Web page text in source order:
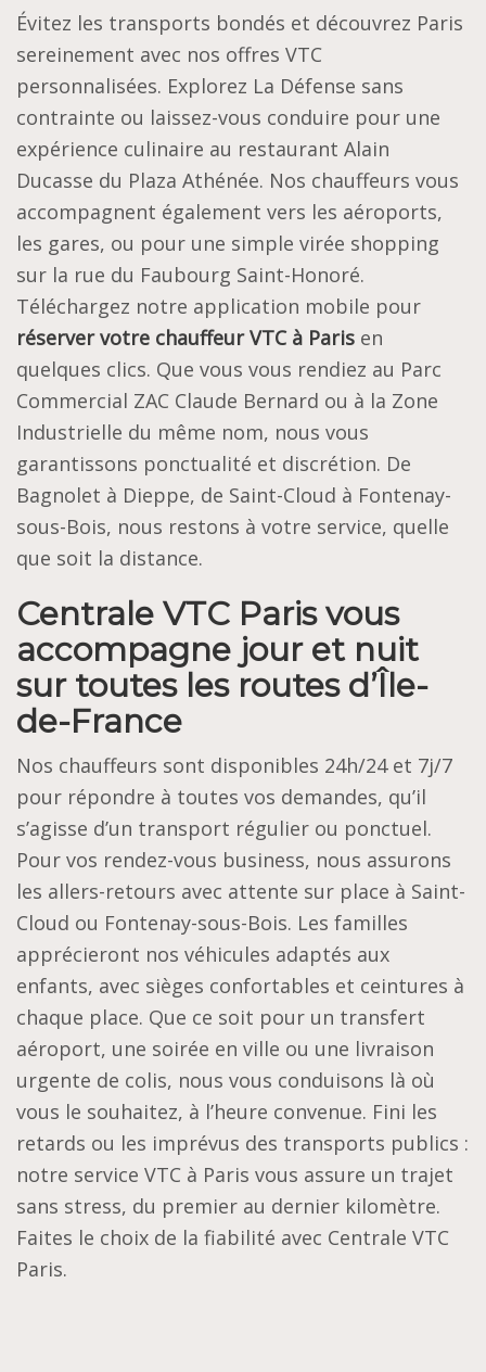
Évitez les transports bondés et découvrez Paris
sereinement avec nos offres VTC
personnalisées. Explorez La Défense sans
contrainte ou laissez-vous conduire pour une
expérience culinaire au restaurant Alain
Ducasse du Plaza Athénée. Nos chauffeurs vous
accompagnent également vers les aéroports,
les gares, ou pour une simple virée shopping
sur la rue du Faubourg Saint-Honoré.
Téléchargez notre application mobile pour
réserver votre chauffeur VTC à Paris en
quelques clics. Que vous vous rendiez au Parc
Commercial ZAC Claude Bernard ou à la Zone
Industrielle du même nom, nous vous
garantissons ponctualité et discrétion. De
Bagnolet à Dieppe, de Saint-Cloud à Fontenay-
sous-Bois, nous restons à votre service, quelle
que soit la distance.
Centrale VTC Paris vous
accompagne jour et nuit
sur toutes les routes d’Île-
de-France
Nos chauffeurs sont disponibles 24h/24 et 7j/7
pour répondre à toutes vos demandes, qu’il
s’agisse d’un transport régulier ou ponctuel.
Pour vos rendez-vous business, nous assurons
les allers-retours avec attente sur place à Saint-
Cloud ou Fontenay-sous-Bois. Les familles
apprécieront nos véhicules adaptés aux
enfants, avec sièges confortables et ceintures à
chaque place. Que ce soit pour un transfert
aéroport, une soirée en ville ou une livraison
urgente de colis, nous vous conduisons là où
vous le souhaitez, à l’heure convenue. Fini les
retards ou les imprévus des transports publics :
notre service VTC à Paris vous assure un trajet
sans stress, du premier au dernier kilomètre.
Faites le choix de la fiabilité avec Centrale VTC
Paris.